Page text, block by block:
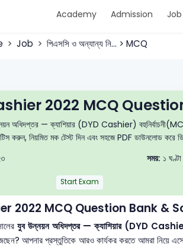
Academy Admission
Job পিএসসি ও অন্যান্য নি... > MCQ
2022 MCQ
অধিদপ্তর — ক্যাশিয়ার (DYD Cashier)
করুন, নিয়মিত মক টেস্ট দিন এবং সহজে PDF ডাউনলোড করে
সময়: ১ ঘণ্টা
Start Exam
2022 MCQ Question Bank &
যুব উন্নয়ন অধিদপ্তর — ক্যাশিয়ার (DYD
আপনার প্রস্তুতিকে আরও কার্যকর করতে আমরা নিয়ে